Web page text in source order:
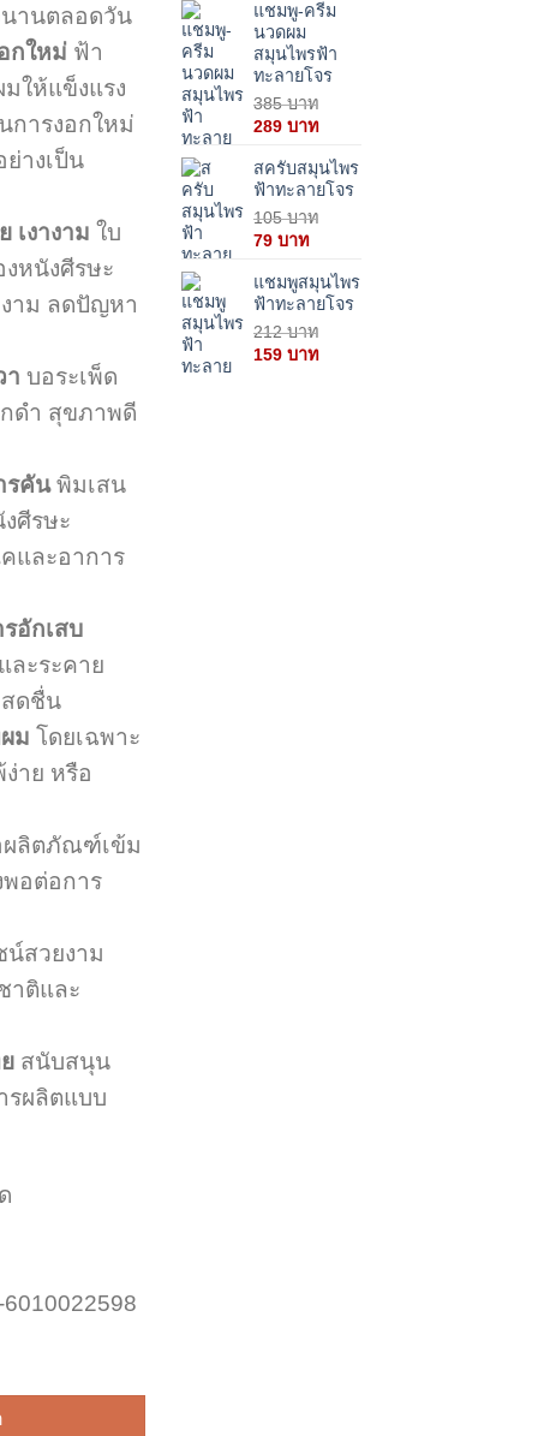
านตลอดวัน
กใหม่ ฟ้า
ให้แข็งแรง
การงอกใหม่
างเป็น
เงางาม ใบ
หนังศีรษะ
าม ลดปัญหา
า บอระเพ็ด
ดำ สุขภาพดี
รคันพิมเสน
ศีรษะ
และอาการ
อักเสบ
ละระคาย
สดชื่น
ม โดยเฉพาะ
าย หรือ
ผลิตภัณฑ์เข้ม
พอต่อการ
น์สวยงาม
าติและ
สนับสนุน
รผลิตแบบ
ย​โจร ชิ้น
was:
172 บาท.
is:
แชมพู-ครีม
นวดผม
สมุนไพรฟ้า
ทะลายโจร
385บาท
Original
was:
385 บาท.
289 บาทCurrent
is:
289 บาท.
สครับสมุนไพร
ฟ้าทะลายโจร
105บาท
Original
was:
105 บาท.
79 บาทCurrent
is:
79 บาท.
แชมพูสมุนไพร
ฟ้าทะลายโจร
212บาท
Original
159 บาทCurrent